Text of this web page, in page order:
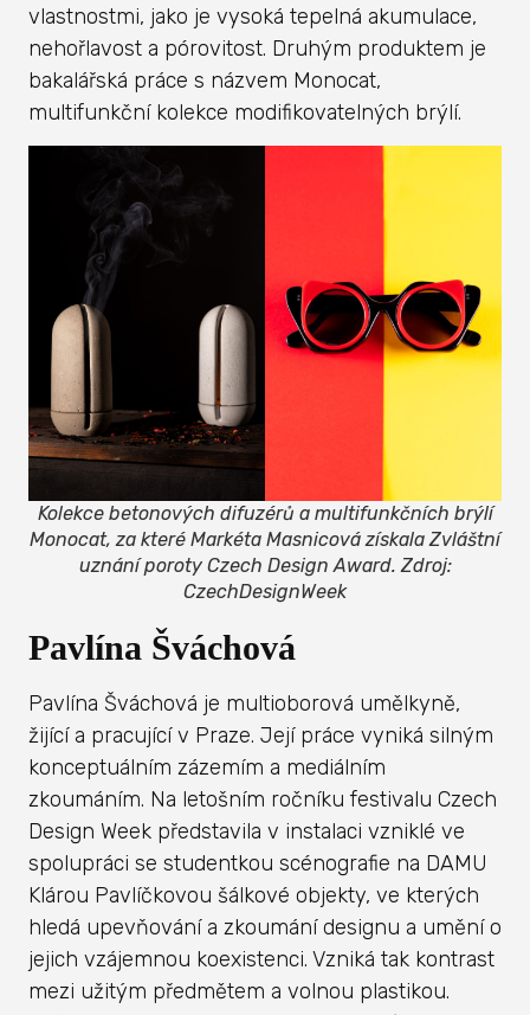
vlastnostmi, jako je vysoká tepelná akumulace,
nehořlavost a pórovitost. Druhým produktem je
bakalářská práce s názvem Monocat,
multifunkční kolekce modifikovatelných brýlí.
Kolekce betonových difuzérů a multifunkčních brýlí
Monocat, za které Markéta Masnicová získala Zvláštní
uznání poroty Czech Design Award. Zdroj:
CzechDesignWeek
Pavlína Šváchová
Pavlína Šváchová je multioborová umělkyně,
žijící a pracující v Praze. Její práce vyniká silným
konceptuálním zázemím a mediálním
zkoumáním. Na letošním ročníku festivalu Czech
Design Week představila v instalaci vzniklé ve
spolupráci se studentkou scénografie na DAMU
Klárou Pavlíčkovou šálkové objekty, ve kterých
hledá upevňování a zkoumání designu a umění o
jejich vzájemnou koexistenci. Vzniká tak kontrast
mezi užitým předmětem a volnou plastikou.